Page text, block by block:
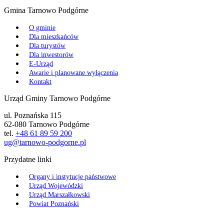
Gmina Tarnowo Podgórne
O gminie
Dla mieszkańców
Dla turystów
Dla inwestorów
E-Urząd
Awarie i planowane wyłączenia
Kontakt
Urząd Gminy Tarnowo Podgórne
ul. Poznańska 115
62-080 Tarnowo Podgórne
tel. +48 61 89 59 200
ug@tarnowo-podgorne.pl
Przydatne linki
Organy i instytucje państwowe
Urząd Wojewódzki
Urząd Marszałkowski
Powiat Poznański